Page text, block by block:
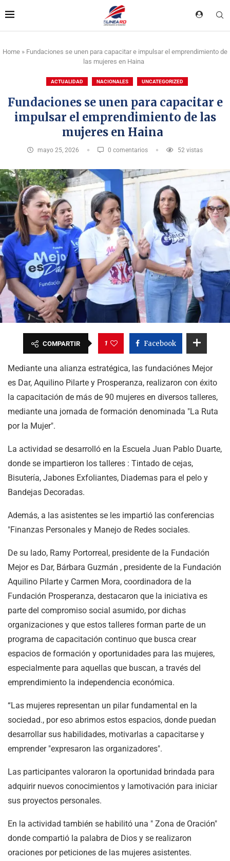
Home » Fundaciones se unen para capacitar e impulsar el emprendimiento de
las mujeres en Haina
ACTUALIDAD NACIONALES UNCATEGORIZED
Fundaciones se unen para capacitar e
impulsar el emprendimiento de las
mujeres en Haina
mayo 25, 2026 0 comentarios 52 vistas
COMPARTIR 1 Facebook
Mediante una alianza estratégica, las fundaciónes Mejor
es Dar, Aquilino Pilarte y Prosperanza, realizaron con éxito
la capacitación de más de 90 mujeres en diversos talleres,
mediante una jornada de formación denominada "La Ruta
por la Mujer".
La actividad se desarrolló en la Escuela Juan Pablo Duarte,
donde se impartieron los talleres : Tintado de cejas,
Bisutería, Jabones Exfoliantes, Diademas para el pelo y
Bandejas Decoradas.
Además, a las asistentes se les impartió las conferencias
"Finanzas Personales y Manejo de Redes sociales.
De su lado, Ramy Portorreal, presidente de la Fundación
Mejor es Dar, Bárbara Guzmán , presidente de la Fundación
Aquilino Pilarte y Carmen Mora, coordinadora de la
Fundación Prosperanza, destacaron que la iniciativa es
parte del compromiso social asumido, por dichas
organizaciones y que estos talleres forman parte de un
programa de capacitación continuo que busca crear
espacios de formación y oportunidades para las mujeres,
especialmente para aquellas que buscan, a través del
emprendimiento la independencia económica.
“Las mujeres representan un pilar fundamental en la
sociedad., por eso abrimos estos espacios, donde puedan
desarrollar sus habilidades, motivarlas a capacitarse y
emprender "expresaron las organizadores".
Las participantes valoraron la oportunidad brindada para
adquirir nuevos conocimientos y lamotivación para iniciar
sus proyectos personales.
En la actividad también se habilitó una " Zona de Oración"
donde compartió la palabra de Dios y se realizaron
oraciones por peticiones de las mujeres asistentes.